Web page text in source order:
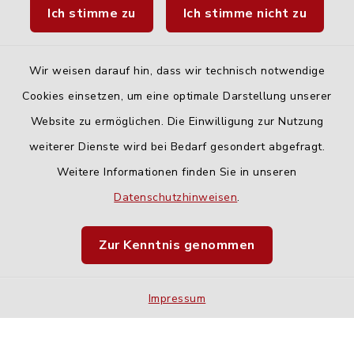
Ich stimme zu Ich stimme nicht zu
Wir weisen darauf hin, dass wir technisch notwendige
Cookies einsetzen, um eine optimale Darstellung unserer
Website zu ermöglichen. Die Einwilligung zur Nutzung
weiterer Dienste wird bei Bedarf gesondert abgefragt.
Weitere Informationen finden Sie in unseren
Datenschutzhinweisen.
Zur Kenntnis genommen
Impressum
Fahrplanauskunft DING
Barrierefreiheit
Sitemap